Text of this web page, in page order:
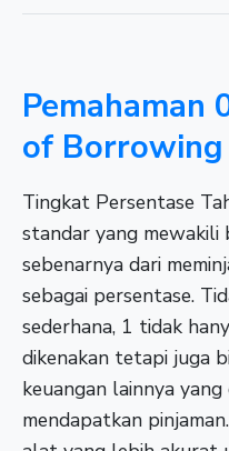
Pemahaman
of Borrowing
Tingkat Persentase
standar yang mewakili
sebenarnya dari
sebagai persentase.
sederhana, 1 tidak
dikenakan tetapi juga
keuangan lainnya
mendapatkan